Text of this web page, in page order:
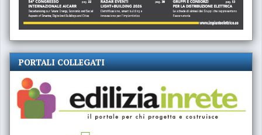
PORTALI COLLEGATI